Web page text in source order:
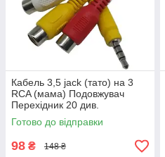
Кабель 3,5 jack (тато) на 3
RCA (мама) Подовжувач
Перехідник 20 див.
Готово до відправки
98 ₴ 148 ₴